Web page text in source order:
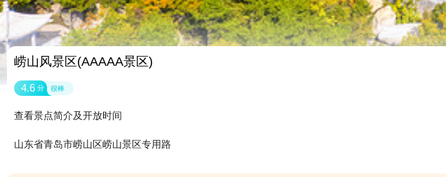
崂山风景区(AAAAA景区)
4.6 分 很棒
查看景点简介及开放时间
山东省青岛市崂山区崂山景区专用路